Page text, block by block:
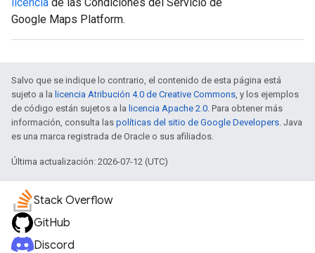
Google Maps Platform.
Salvo que se indique lo contrario, el contenido de esta página está
sujeto a la licencia Atribución 4.0 de Creative Commons, y los ejemplos
de código están sujetos a la licencia Apache 2.0. Para obtener más
información, consulta las políticas del sitio de Google Developers. Java
es una marca registrada de Oracle o sus afiliados.
Última actualización: 2026-07-12 (UTC)
Stack Overflow
GitHub
Discord